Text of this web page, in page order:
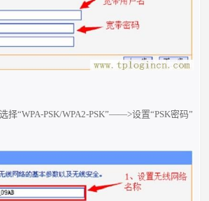
择“WPA-PSK/WPA2-PSK”——>设置“PSK密码”